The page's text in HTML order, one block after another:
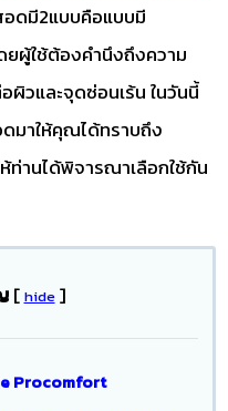
ดมี2แบบคือแบบมี
ผู้ใช้ต้องคำนึงถึงความ
ผิวและจุดซ่อนเร้น ในวันนี้
มาให้คุณได้ทราบถึง
ท่านได้พิจารณาเลือกใช้กัน
[ hide ]
Procomfort